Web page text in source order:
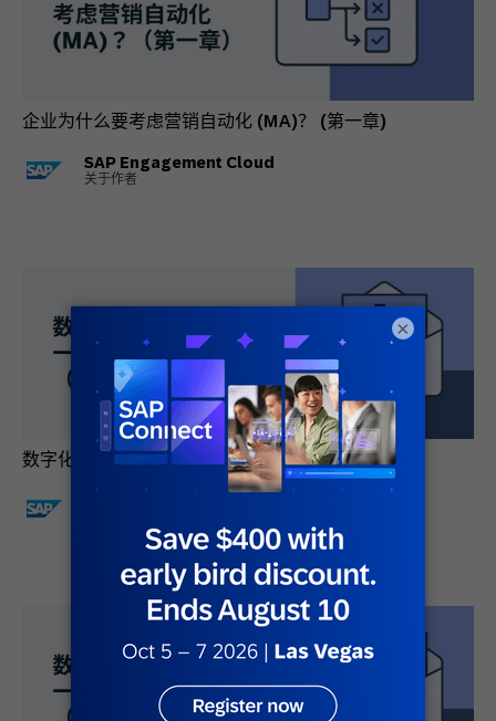
企业为什么要考虑营销自动化 (MA)？ (第一章)
SAP Engagement Cloud
关于作者
数字化营销案例 一 PUMA 电邮营销（第二章）
×